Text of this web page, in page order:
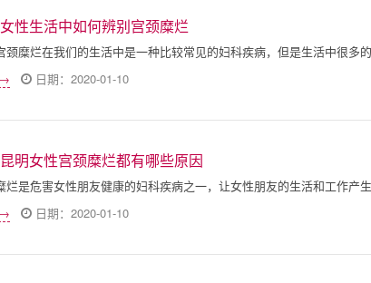
性生活中如何辨别宫颈糜烂
颈糜烂在我们的生活中是一种比较常见的妇科疾病，但是生活中很
日期：2020-01-10
明女性宫颈糜烂都有哪些原因
烂是危害女性朋友健康的妇科疾病之一，让女性朋友的生活和工作
日期：2020-01-10